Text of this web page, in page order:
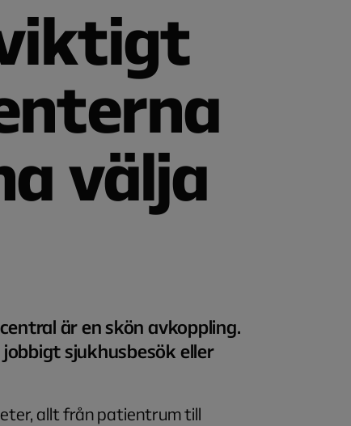
välja
är en skön avkoppling.
sjukhusbesök eller
allt från patientrum till